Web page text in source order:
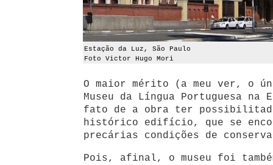
Estação da Luz, São Paulo
Foto Victor Hugo Mori
O maior mérito (a meu ver, o
Museu da Língua Portuguesa na
fato de a obra ter
histórico edifício, que se
precárias condições de
Pois, afinal, o museu foi